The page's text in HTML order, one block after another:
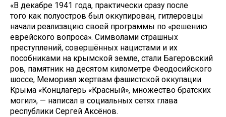
«В декабре 1941 года, практически сразу после
того как полуостров был оккупирован, гитлеровцы
начали реализацию своей программы по «решению
еврейского вопроса». Символами страшных
преступлений, совершённых нацистами и их
пособниками на крымской земле, стали Багеровский
ров, памятник на десятом километре Феодосийского
шоссе, Мемориал жертвам фашистской оккупации
Крыма «Концлагерь «Красный», множество братских
могил», — написал в социальных сетях глава
республики Сергей Аксёнов.